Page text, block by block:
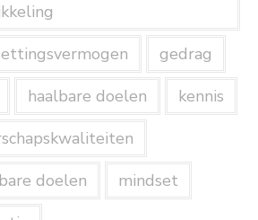
gedrag
haalbare doelen
kennis
doelen
mindset